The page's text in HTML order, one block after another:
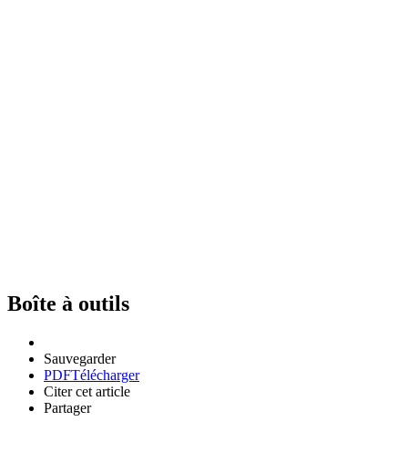
Boîte à outils
Sauvegarder
PDFTélécharger
Citer cet article
Partager